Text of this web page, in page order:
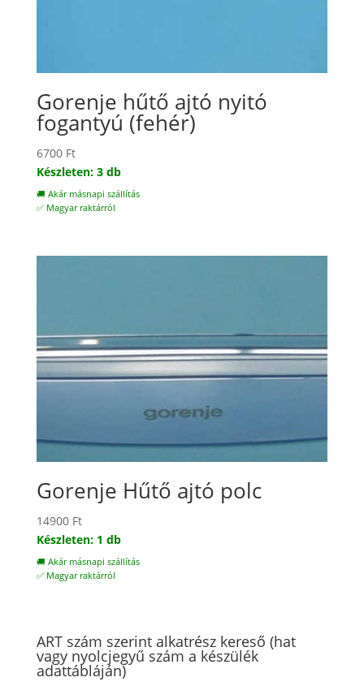
Gorenje hűtő ajtó nyitó
fogantyú (fehér)
6700 Ft
Készleten: 3 db
🚚 Akár másnapi szállítás
✅ Magyar raktárról
Gorenje Hűtő ajtó polc
14900 Ft
Készleten: 1 db
🚚 Akár másnapi szállítás
✅ Magyar raktárról
ART szám szerint alkatrész kereső (hat
vagy nyolcjegyű szám a készülék
adattábláján)